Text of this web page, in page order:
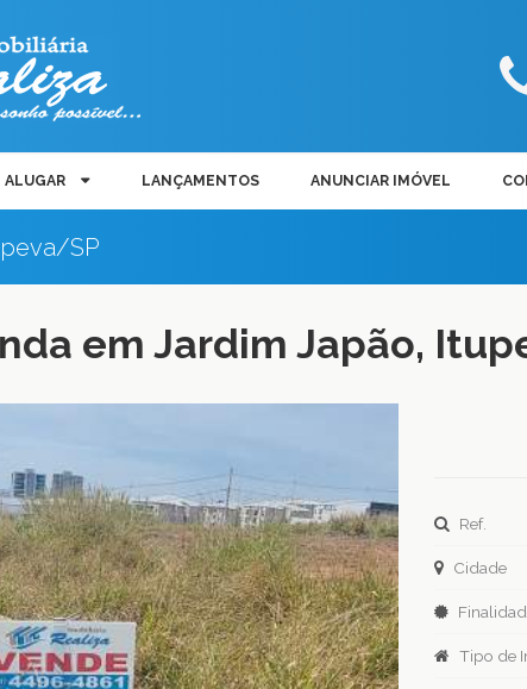
ALUGAR LANÇAMENTOS ANUNCIAR IMÓVEL
SP
em Jardim Japão,
Ref.
Cidade
Tipo de